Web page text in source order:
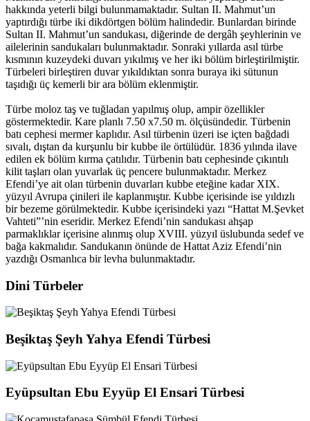
hakkında yeterli bilgi bulunmamaktadır. Sultan II. Mahmut’un
yaptırdığı türbe iki dikdörtgen bölüm halindedir. Bunlardan birinde
Sultan II. Mahmut’un sandukası, diğerinde de dergâh şeyhlerinin ve
ailelerinin sandukaları bulunmaktadır. Sonraki yıllarda asıl türbe
kısmının kuzeydeki duvarı yıkılmış ve her iki bölüm birleştirilmiştir.
Türbeleri birleştiren duvar yıkıldıktan sonra buraya iki sütunun
taşıdığı üç kemerli bir ara bölüm eklenmiştir.
Türbe moloz taş ve tuğladan yapılmış olup, ampir özellikler
göstermektedir. Kare planlı 7.50 x7.50 m. ölçüsündedir. Türbenin
batı cephesi mermer kaplıdır. Asıl türbenin üzeri ise içten bağdadi
sıvalı, dıştan da kurşunlu bir kubbe ile örtülüdür. 1836 yılında ilave
edilen ek bölüm kırma çatılıdır. Türbenin batı cephesinde çıkıntılı
kilit taşları olan yuvarlak üç pencere bulunmaktadır. Merkez
Efendi’ye ait olan türbenin duvarları kubbe eteğine kadar XIX.
yüzyıl Avrupa çinileri ile kaplanmıştır. Kubbe içerisinde ise yıldızlı
bir bezeme görülmektedir. Kubbe içerisindeki yazı “Hattat M.Şevket
Vahteti”’nin eseridir. Merkez Efendi’nin sandukası ahşap
parmaklıklar içerisine alınmış olup XVIII. yüzyıl üslubunda sedef ve
bağa kakmalıdır. Sandukanın önünde de Hattat Aziz Efendi’nin
yazdığı Osmanlıca bir levha bulunmaktadır.
Dini Türbeler
Beşiktaş Şeyh Yahya Efendi Türbesi
Eyüpsultan Ebu Eyyüp El Ensari Türbesi